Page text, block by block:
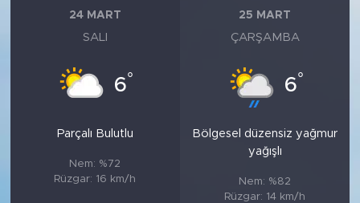
24 MART
SALI
6°
Parçalı Bulutlu
Nem: %72
Rüzgar: 16 km/h
25 MART
ÇARŞAMBA
6°
Bölgesel düzensiz yağmur
yağışlı
Nem: %82
Rüzgar: 14 km/h